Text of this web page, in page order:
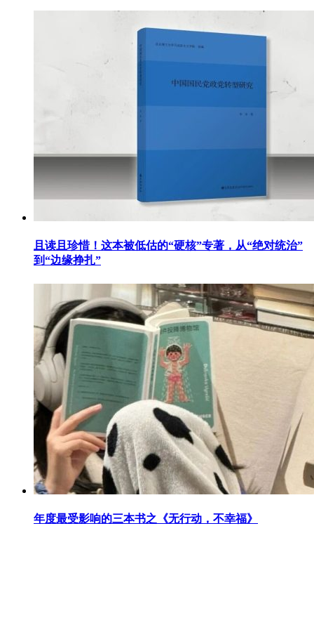
且读且珍惜！这本被低估的“硬核”专著，从“绝对统治”
到“边缘挣扎”
年度最受影响的三本书之《无行动，不幸福》